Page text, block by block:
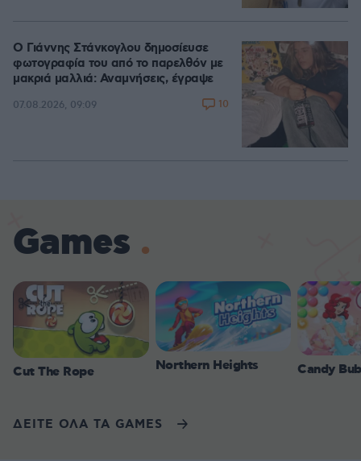
Ο Γιάννης Στάνκογλου δημοσίευσε
φωτογραφία του από το παρελθόν με
μακριά μαλλιά: Αναμνήσεις, έγραψε
07.08.2026, 09:09 10
Games
Cut The Rope Northern Heights Candy
ΔΕΙΤΕ ΟΛΑ ΤΑ GAMES